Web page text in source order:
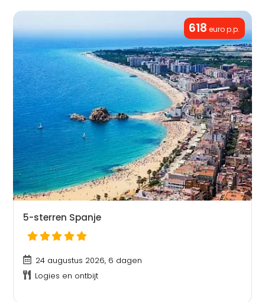
618 euro p.p.
5-sterren Spanje
24 augustus 2026, 6 dagen
Logies en ontbijt